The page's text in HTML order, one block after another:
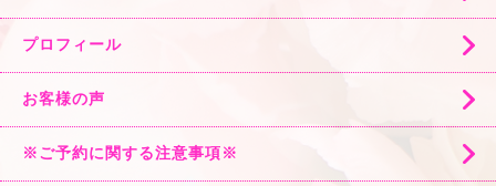
プロフィール
お客様の声
※ご予約に関する注意事項※